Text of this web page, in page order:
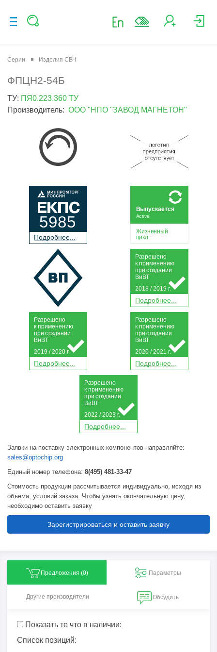
Серии Изделия СВЧ
ФПЦН2-54Б
ТУ: ПЯ0.223.360 ТУ
Производитель: ООО "НПО "ЗАВОД МАГНЕТОН"
Подробнее...
5985
Жизненный
цикл
Active
Выпускается
Подробнее...
Разрешено
к применению
присоздании
Ви ВТ
2018 / 2019 г.
Подробнее...
Разрешено
к применению
присоздании
Ви ВТ
2019 / 2020 г.
Подробнее...
Разрешено
к применению
присоздании
Ви ВТ
2020 / 2021 г.
Подробнее...
Разрешено
к применению
присоздании
Ви ВТ
2022 / 2023 г.
Заявки на поставку электронных компонентов направляйте:
sales@optochip.org
Единый номер телефона: 8(495) 481-33-47
Стоимость продукции рассчитывается индивидуально, исходя из
объема, условий заказа. Чтобы узнать окончательную цену,
необходимо оставить заявку
Зарегистрироваться и оставить заявку
Предложения (0) Параметры
Другие производители Обсудить
Показать те что в наличии:
Список позиций: